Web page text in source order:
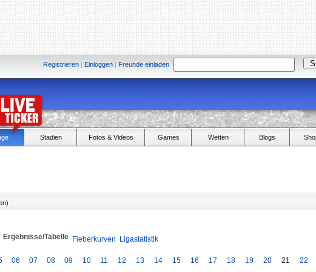
Registrieren | Einloggen | Freunde einladen
Stadien Fotos & Videos Games Wetten Blogs
Ergebnisse/Tabelle Fieberkurven Ligastatistik
06 07 08 09 10 11 12 13 14 15 16 17 18 19 20 21 22